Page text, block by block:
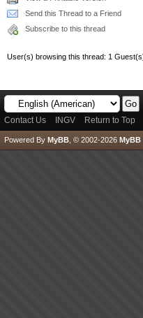
Send this Thread to a Friend
Subscribe to this thread
User(s) browsing this thread: 1
Contact Us INGV Return to Top
Powered By MyBB , © 2002-2026 MyBB